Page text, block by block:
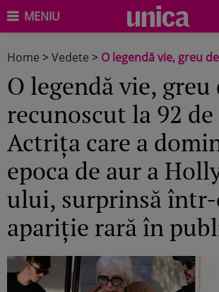
MENIU
Home >Vedete > O legendă vie, greu de recunoscut la 92 de ani. Actrița care a dominat epoca de
O legendă vie, greu
recunoscut la 92
Actrița care a
epoca de aur a
ului, surprinsă
apariție rară în